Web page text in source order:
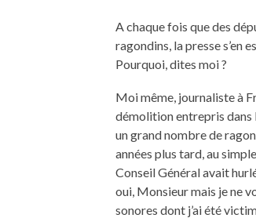
A chaque fois que des
ragondins, la presse s’en
Pourquoi, dites moi ?
Moi même, journaliste à
démolition entrepris dans
un grand nombre de
années plus tard, au
Conseil Général avait
oui, Monsieur mais je ne
sonores dont j’ai été